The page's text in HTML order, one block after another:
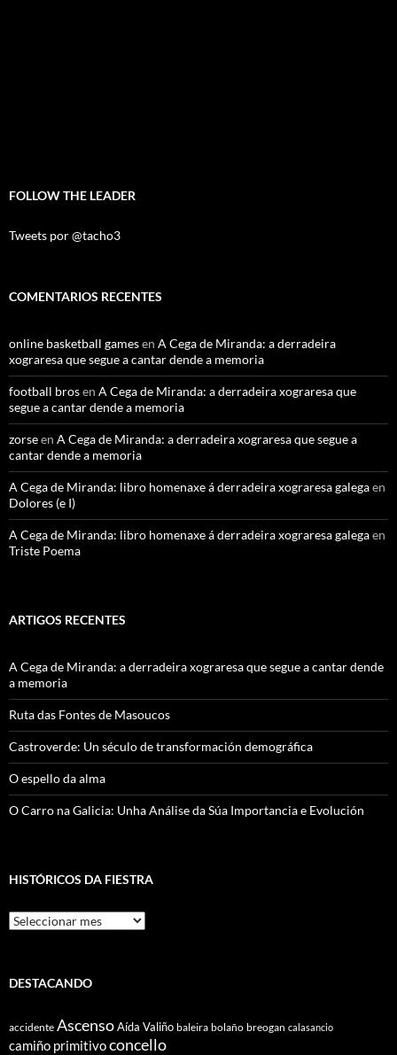
FOLLOW THE LEADER
Tweets por @tacho3
COMENTARIOS RECENTES
online basketball gamesen A Cega de Miranda: a derradeira
xograresa que segue a cantar dende a memoria
football brosen A Cega de Miranda: a derradeira xograresa que
segue a cantar dende a memoria
zorseen A Cega de Miranda: a derradeira xograresa que segue a
cantar dende a memoria
A Cega de Miranda: libro homenaxe á derradeira xograresa galegaen
Dolores (e I)
A Cega de Miranda: libro homenaxe á derradeira xograresa galegaen
Triste Poema
ARTIGOS RECENTES
A Cega de Miranda: a derradeira xograresa que segue a cantar dende
a memoria
Ruta das Fontes de Masoucos
Castroverde: Un século de transformación demográfica
O espello da alma
O Carro na Galicia: Unha Análise da Súa Importancia e Evolución
HISTÓRICOS DA FIESTRA
Históricos
Da
DESTACANDO
accidente AscensoAída Valiño baleira bolaño breogan calasancio
camiño primitivoconcello